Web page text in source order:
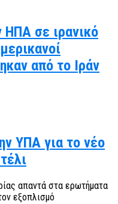
ΗΠΑ σε ιρανικό
από το Ιράν
ΥΠΑ για το νέο
απαντά στα ερωτήματα
εξοπλισμό